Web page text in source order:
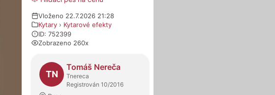
Vloženo 22.7.2026 21:28
Kytary › Kytarové efekty
ID: 752399
Zobrazeno 260x
O prodejci
TN
Tomáš Nereča
Tnereca
Registrován 10/2016